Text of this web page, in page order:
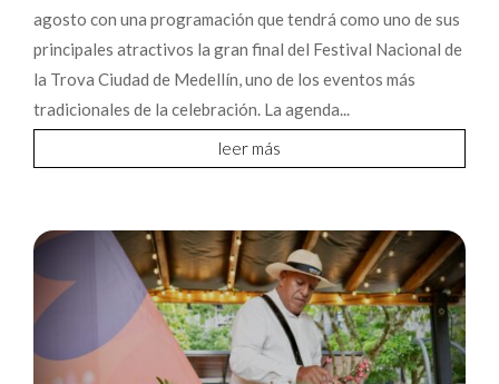
agosto con una programación que tendrá como uno de sus
principales atractivos la gran final del Festival Nacional de
la Trova Ciudad de Medellín, uno de los eventos más
tradicionales de la celebración. La agenda...
leer más